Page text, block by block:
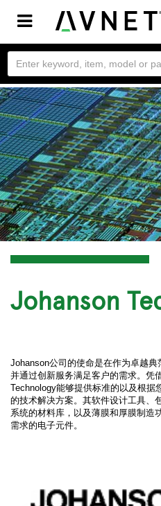
Toggle
navigation
Johanson
Johanson公司的使命是在作为卓越典
并通过创新服务满足客户的需求。凭
Technology能够提供标准的以及根据
的技术解决方案。其软件设计工具、
系统的材料库，以及薄膜和厚膜制造
需求的电子元件。